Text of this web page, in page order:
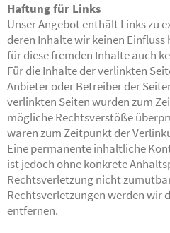
Haftung für Links
Unser Angebot enthält Links zu
deren Inhalte wir keinen
für diese fremden Inhalte auch
Für die Inhalte der verlinkten
Anbieter oder Betreiber der
verlinkten Seiten wurden zum
mögliche Rechtsverstöße
waren zum Zeitpunkt der
Eine permanente inhaltliche
ist jedoch ohne konkrete
Rechtsverletzung nicht
Rechtsverletzungen werden wir
entfernen.